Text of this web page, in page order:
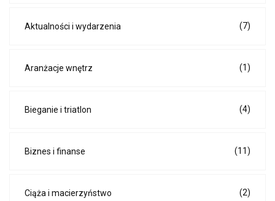
Aktualności i wydarzenia (7)
Aranżacje wnętrz (1)
Bieganie i triatlon (4)
Biznes i finanse (11)
Ciąża i macierzyństwo (2)